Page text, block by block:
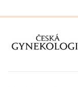
proLékaře.cz